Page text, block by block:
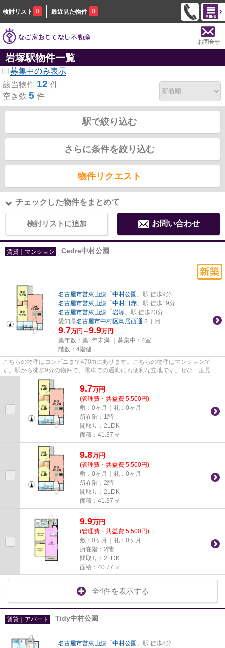
検討リスト 0 最近見た物件 0
お問合せ
岩塚駅物件一覧
募集中のみ表示
該当物件 12 件
空き数 5 件
駅で絞り込む
さらに条件を絞り込む
物件リクエスト
チェックした物件をまとめて
検討リストに追加 お問い合わせ
賃貸｜マンション Cedre中村公園
名古屋市営東山線 「 中村公園 」駅 徒歩9分
名古屋市営東山線 「 中村日赤 」駅 徒歩19分
名古屋市営東山線 「 岩塚 」駅 徒歩23分
愛知県名古屋市中村区鳥居西通 ２丁目
9.7万円～9.9万円
築年数：築1年未満 ｜募集中： 4室
階数：4階建
こちらの物件はコンビニまで470mにあります。こちらの物件はマンションで
す。駅から徒歩9分の物件で、電車での通勤にも便利な立地です。ぜひ一度見て
いただきたい、「Cedre中村公園」...
9.7万円
(管理費・共益費 5,500円)
敷：0ヶ月｜礼：0ヶ月
所在階：1階
間取り：2LDK
面積：41.37㎡
9.8万円
(管理費・共益費 5,500円)
敷：0ヶ月｜礼：0ヶ月
所在階：2階
間取り：2LDK
面積：41.37㎡
9.9万円
(管理費・共益費 5,500円)
敷：0ヶ月｜礼：0ヶ月
所在階：2階
間取り：2LDK
面積：40.77㎡
全4件を表示する
賃貸｜アパート Tidy中村公園
名古屋市営東山線 「 中村公園 」駅 徒歩8分